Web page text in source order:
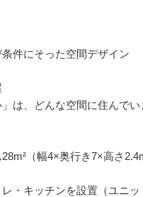
件にそった空間デザイン
は、どんな空間に住んでい
28m²（幅4×奥行き7×高さ
レ・キッチンを設置（ユニッ